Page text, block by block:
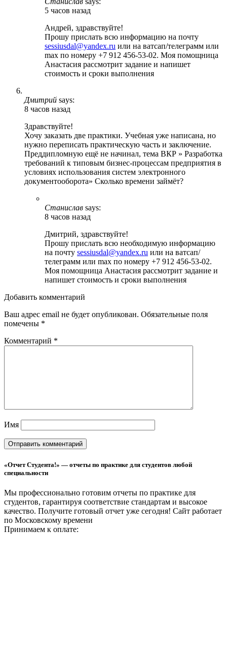
5 часов назад
Андрей, здравствуйте!
Прошу прислать всю информацию на почту
sessiusdal@yandex.ru или на ватсап/телеграмм или
max по номеру +7 912 456-53-02. Моя помощница
Анастасия рассмотрит задание и напишет
стоимость и сроки выполнения
Дмитрий says:
8 часов назад
Здравствуйте!
Хочу заказать две практики. Учебная уже написана, но
нужно переписать практическую часть и заключение.
Преддипломную ещё не начинал, тема ВКР » Разработка
требований к типовым бизнес-процессам предприятия в
условиях использования систем электронного
документооборота» Сколько времени займёт?
Станислав says:
8 часов назад
Дмитрий, здравствуйте!
Прошу прислать всю необходимую информацию
на почту sessiusdal@yandex.ru или на ватсап/
телеграмм или max по номеру +7 912 456-53-02.
Моя помощница Анастасия рассмотрит задание и
напишет стоимость и сроки выполнения
Добавить комментарий
Ваш адрес email не будет опубликован. Обязательные поля
помечены *
Комментарий *
Имя
«Отчет Студента!» — отчеты по практике для студентов любой
специальности
Мы профессионально готовим отчеты по практике для
студентов, гарантируя соответствие стандартам и высокое
качество. Получите готовый отчет уже сегодня! Сайт работает
по Московскому времени
Принимаем к оплате: